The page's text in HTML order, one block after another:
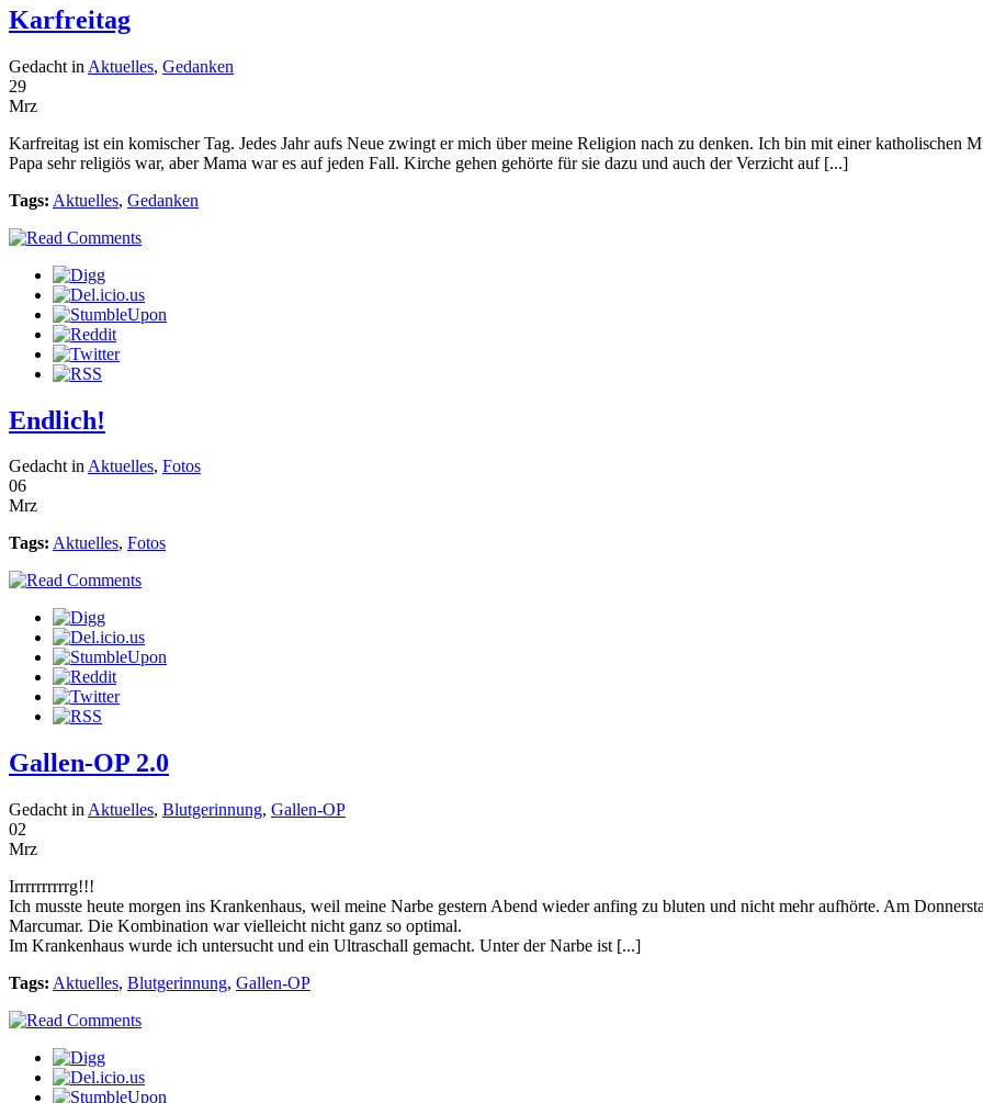
Karfreitag
Gedacht in Aktuelles, Gedanken
29
Mrz
Karfreitag ist ein komischer Tag. Jedes Jahr aufs Neue zwingt er mich über meine Religion nach zu denken. Ich bin mit einer katholischen
Papa sehr religiös war, aber Mama war es auf jeden Fall. Kirche gehen gehörte für sie dazu und auch der Verzicht auf [...]
Tags: Aktuelles, Gedanken
Endlich!
Gedacht inAktuelles, Fotos
06
Mrz
Tags: Aktuelles, Fotos
Gallen-OP 2.0
Gedacht in Aktuelles, Blutgerinnung, Gallen-OP
02
Mrz
Irrrrrrrrrrg!!!
Ich musste heute morgen ins Krankenhaus, weil meine Narbe gestern Abend wieder anfing zu bluten und nicht mehr aufhörte. Am
Marcumar. Die Kombination war vielleicht nicht ganz so optimal.
Im Krankenhaus wurde ich untersucht und ein Ultraschall gemacht. Unter der Narbe ist [...]
Tags: Aktuelles, Blutgerinnung, Gallen-OP